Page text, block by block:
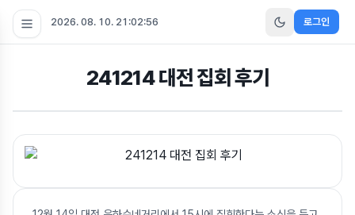
2026. 08. 10. 21:02:57 로그인
241214 대전 집회 후기